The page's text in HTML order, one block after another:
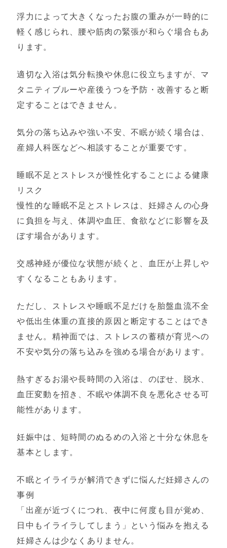
浮力によって大きくなったお腹の重みが一時的に
軽く感じられ、腰や筋肉の緊張が和らぐ場合もあ
ります。
適切な入浴は気分転換や休息に役立ちますが、マ
タニティブルーや産後うつを予防・改善すると断
定することはできません。
気分の落ち込みや強い不安、不眠が続く場合は、
産婦人科医などへ相談することが重要です。
睡眠不足とストレスが慢性化することによる健康
リスク
慢性的な睡眠不足とストレスは、妊婦さんの心身
に負担を与え、体調や血圧、食欲などに影響を及
ぼす場合があります。
交感神経が優位な状態が続くと、血圧が上昇しや
すくなることもあります。
ただし、ストレスや睡眠不足だけを胎盤血流不全
や低出生体重の直接的原因と断定することはでき
ません。精神面では、ストレスの蓄積が育児への
不安や気分の落ち込みを強める場合があります。
熱すぎるお湯や長時間の入浴は、のぼせ、脱水、
血圧変動を招き、不眠や体調不良を悪化させる可
能性があります。
妊娠中は、短時間のぬるめの入浴と十分な休息を
基本とします。
不眠とイライラが解消できずに悩んだ妊婦さんの
事例
「出産が近づくにつれ、夜中に何度も目が覚め、
日中もイライラしてしまう」という悩みを抱える
妊婦さんは少なくありません。